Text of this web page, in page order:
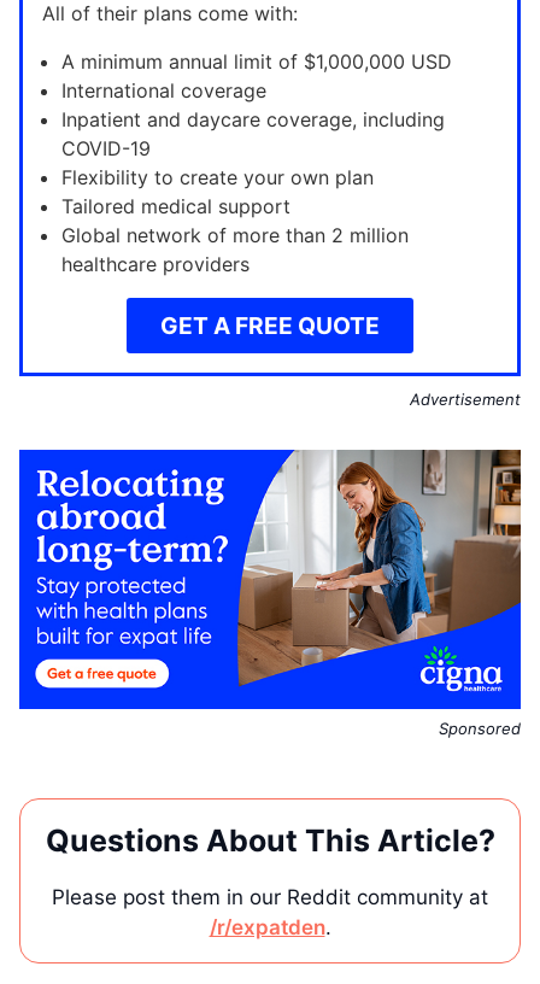
All of their plans come with:
A minimum annual limit of $1,000,000 USD
International coverage
Inpatient and daycare coverage, including
COVID-19
Flexibility to create your own plan
Tailored medical support
Global network of more than 2 million
healthcare providers
GET A FREE QUOTE
Advertisement
Sponsored
Questions About This Article?
Please post them in our Reddit community at
/r/expatden.